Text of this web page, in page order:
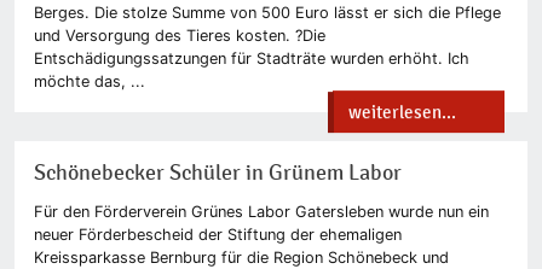
Berges. Die stolze Summe von 500 Euro lässt er sich die Pflege
und Versorgung des Tieres kosten. ?Die
Entschädigungssatzungen für Stadträte wurden erhöht. Ich
möchte das, ...
weiterlesen...
Schönebecker Schüler in Grünem Labor
Für den Förderverein Grünes Labor Gatersleben wurde nun ein
neuer Förderbescheid der Stiftung der ehemaligen
Kreissparkasse Bernburg für die Region Schönebeck und